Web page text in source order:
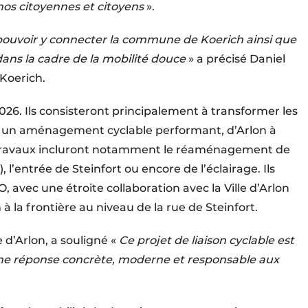
citoyennes et citoyens».
y connecter la commune de Koerich ainsi que
la cadre de la mobilité douce» a précisé Daniel
Ils consisteront principalement à transformer les
aménagement cyclable performant, d’Arlon à
incluront notamment le réaménagement de
de Steinfort ou encore de l’éclairage. Ils
avec une étroite collaboration avec la Ville d’Arlon
la frontière au niveau de la rue de Steinfort.
a souligné « Ce projet de liaison cyclable est
réponse concrète, moderne et responsable aux